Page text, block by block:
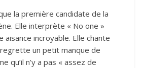
la première candidate de la
Elle interprète « No one »
aisance incroyable. Elle chante
un petit manque de
qu’il n’y a pas « assez de